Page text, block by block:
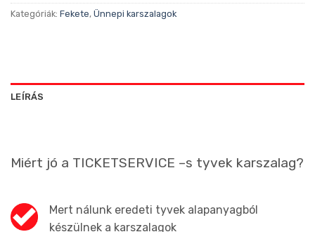
Kategóriák: Fekete, Ünnepi karszalagok
LEÍRÁS
Miért jó a TICKETSERVICE –s tyvek karszalag?
Mert nálunk eredeti tyvek alapanyagból
készülnek a karszalagok